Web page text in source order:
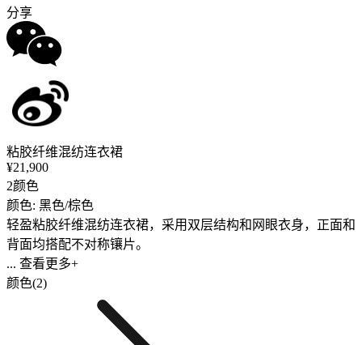
分享
粘胶纤维混纺连衣裙
¥21,900
2颜色
颜色: 黑色/棕色
轻盈粘胶纤维混纺连衣裙，采用双层结构和网眼衣身，正面和
背面均搭配不对称镶片。
... 查看更多+
颜色(2)